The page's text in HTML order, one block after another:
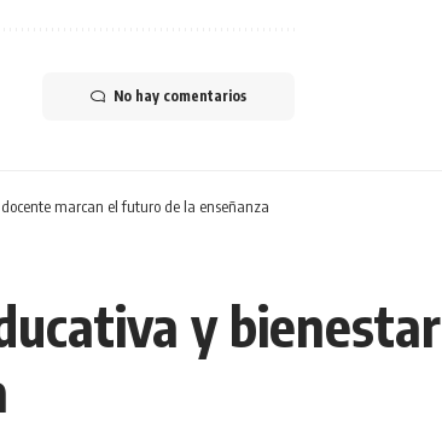
No hay comentarios
marcan el futuro de la enseñanza
y bienestar